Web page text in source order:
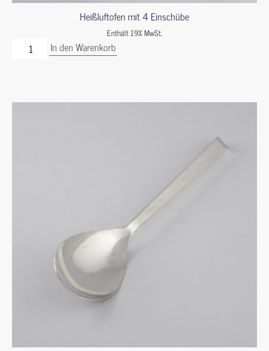
Heißluftofen mit 4 Einschübe
Enthält 19% MwSt.
In den Warenkorb